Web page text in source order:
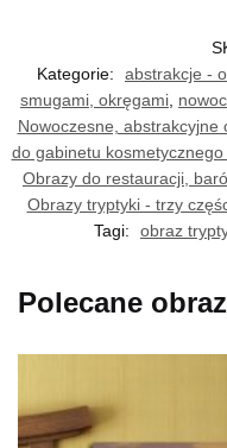
Kategorie:
abstrakcje -
smugami, okręgami
Nowoczesne, abstrakcyjne
do gabinetu kosmetycznego
Obrazy do restauracji,
Obrazy tryptyki - trzy
Tagi:
obraz
Polecane